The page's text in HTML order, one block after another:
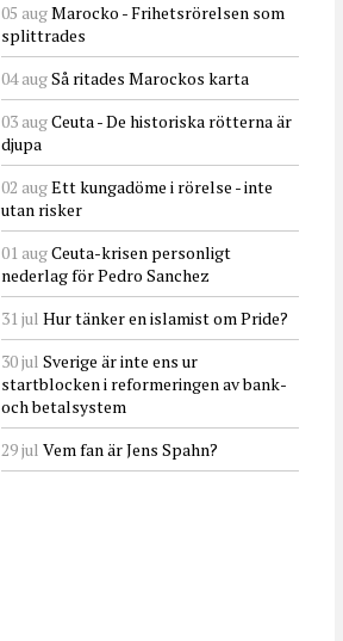
05 augMarocko - Frihetsrörelsen som
splittrades
04 augSå ritades Marockos karta
03 augCeuta - De historiska rötterna är
djupa
02 augEtt kungadöme i rörelse - inte
utan risker
01 augCeuta-krisen personligt
nederlag för Pedro Sanchez
31 jul Hur tänker en islamist om Pride?
30 jul Sverige är inte ens ur
startblocken i reformeringen av bank-
och betalsystem
29 jul Vem fan är Jens Spahn?